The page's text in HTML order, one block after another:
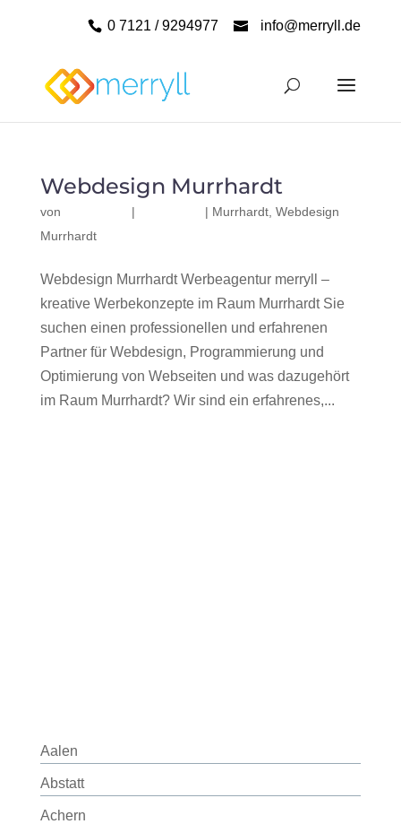
0 7121 / 9294977 info@merryll.de
Webdesign Murrhardt
von | | Murrhardt, Webdesign
Murrhardt
Webdesign Murrhardt Werbeagentur merryll –
kreative Werbekonzepte im Raum Murrhardt Sie
suchen einen professionellen und erfahrenen
Partner für Webdesign, Programmierung und
Optimierung von Webseiten und was dazugehört
im Raum Murrhardt? Wir sind ein erfahrenes,...
Aalen
Abstatt
Achern